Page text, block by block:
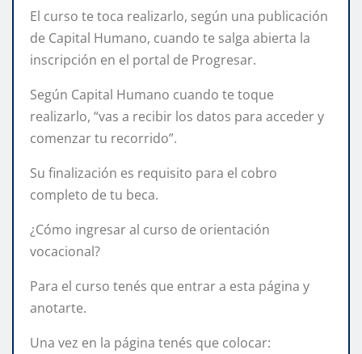
El curso te toca realizarlo, según una publicación
de Capital Humano, cuando te salga abierta la
inscripción en el portal de Progresar.
Según Capital Humano cuando te toque
realizarlo, “vas a recibir los datos para acceder y
comenzar tu recorrido”.
Su finalización es requisito para el cobro
completo de tu beca.
¿Cómo ingresar al curso de orientación
vocacional?
Para el curso tenés que entrar a esta página y
anotarte.
Una vez en la página tenés que colocar: